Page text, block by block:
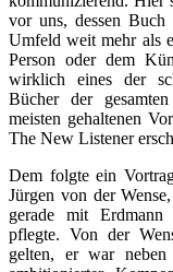
vor uns, dessen Buch
Umfeld weit mehr als
Person oder dem
wirklich eines der
Bücher der
meisten gehaltenen
The New Listener
Dem folgte ein
Jürgen von der
gerade mit
pflegte. Von der
gelten, er war neben